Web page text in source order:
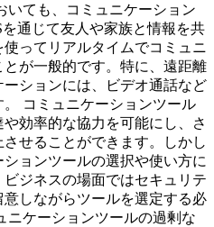
いても、コミュニケーション
通じて友人や家族と情報を共
ってリアルタイムでコミュニ
が一般的です。特に、遠距離
ションには、ビデオ通話など
コミュニケーションツール
効率的な協力を可能にし、さ
せることができます。しかし
ョンツールの選択や使い方に
ジネスの場面ではセキュリテ
しながらツールを選定する必
ニケーションツールの過剰な